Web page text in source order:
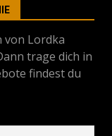
von Lordka
trage dich in
findest du